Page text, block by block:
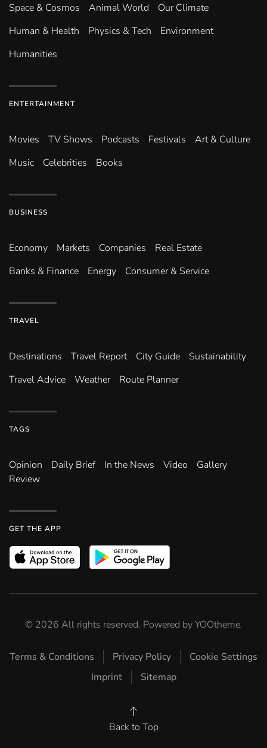
Space & Cosmos Animal World
Our Climate
Human & Health
Physics & Tech
Environment
Humanities
ENTERTAINMENT
Movies TV Shows Podcasts Festivals
Art & Culture
Music
Celebrities Books
BUSINESS
Economy Markets Companies
Real Estate
Banks & Finance
Energy Consumer & Service
TRAVEL
Destinations Travel Report City Guide
Sustainability
Travel Advice
Weather Route Planner
TAGS
Opinion Daily Brief In the News Video
Gallery
Review
GET THE APP
© 2026 All rights reserved. Powered byYOOtheme.
Terms & Conditions Privacy Policy
Cookie Settings
Imprint
Sitemap
Back to Top